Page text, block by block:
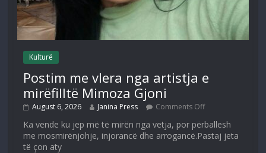
Kulturë
Postim me vlera nga artistja e
mirëfilltë Mimoza Gjoni
August 6, 2026 Janina Press Comments Off
Ka vende ku jep më të mirën nga vetja, por përballesh
me mosmirënjohje, injorancë dhe arrogancë.Pastaj jeta
të çon aty